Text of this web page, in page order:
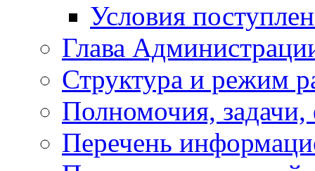
Условия
Глава
Структура и режим
Полномочия,
Перечень